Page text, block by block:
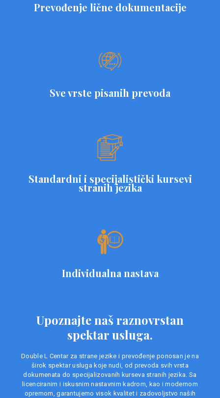
Prevođenje lične dokumentacije
Sve vrste pisanih prevoda
Standardni i specijalistički kursevi
stranih jezika
Individualna nastava
Upoznajte naš raznovrstan
spektar usluga.
Double L Centar za strane jezike i prevođenje ponosan je na
širok spektar usluga koje nudi, od prevoda svih vrsta
dokumenata do specijalizovanih kurseva stranih jezika. Sa
licenciranim i iskusnim nastavnim kadrom, kao i modernom
opremom, garantujemo visok kvalitet i zadovoljstvo naših